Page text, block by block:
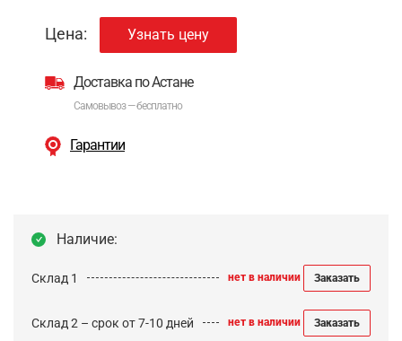
Цена: Узнать цену
Доставка по Астане
Самовывоз — бесплатно
Гарантии
Наличие:
Склад 1 нет в наличии Заказать
Склад 2 – срок от 7-10 дней нет в наличии Заказать